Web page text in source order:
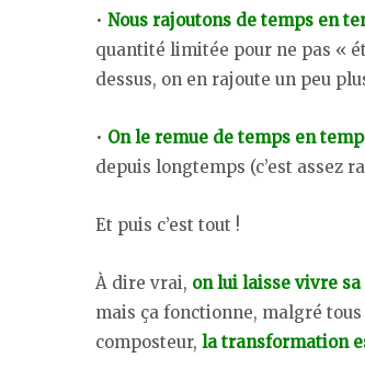
• Nous rajoutons de temps en
quantité limitée pour ne pas «
dessus, on en rajoute un peu
• On le remue de temps en
depuis longtemps (c’est assez
Et puis c’est tout !
À dire vrai, on lui laisse vivre sa
mais ça fonctionne, malgré tous
composteur, la transformation